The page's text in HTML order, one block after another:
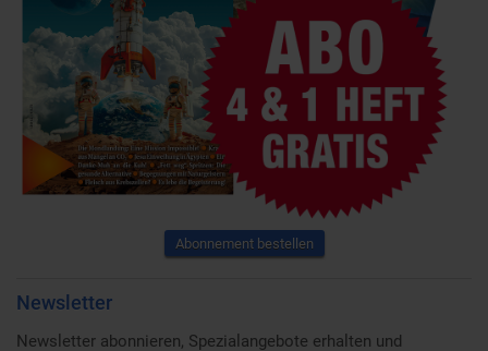
Abonnement bestellen
Newsletter
Newsletter abonnieren, Spezialangebote erhalten und